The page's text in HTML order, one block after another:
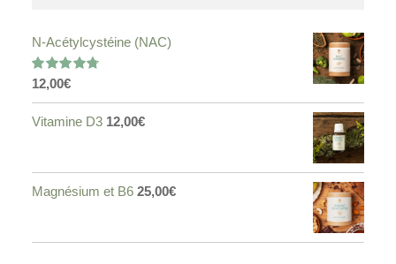
N-Acétylcystéine (NAC)
Note4.75
12,00€
Vitamine D3 12,00€
Magnésium et B6 25,00€